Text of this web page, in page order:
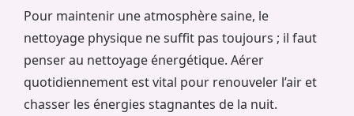
Pour maintenir une atmosphère saine, le
nettoyage physique ne suffit pas toujours ; il faut
penser au nettoyage énergétique. Aérer
quotidiennement est vital pour renouveler l’air et
chasser les énergies stagnantes de la nuit.